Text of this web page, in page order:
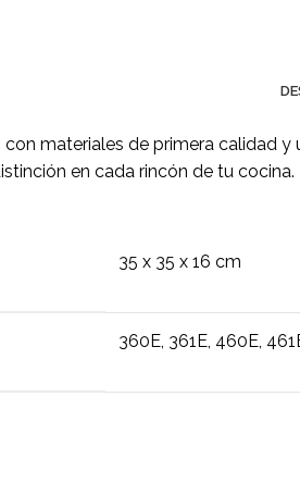
con materiales de primera calidad
en cada rincón de tu cocina.
35 x 35 x 16 cm
360E, 361E, 460E,